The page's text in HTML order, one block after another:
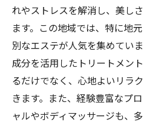
れやストレスを解消し、美し
ます。この地域では、特に地
別なエステが人気を集めてい
成分を活用したトリートメン
るだけでなく、心地よいリラ
きます。また、経験豊富なプ
ャルやボディマッサージも、